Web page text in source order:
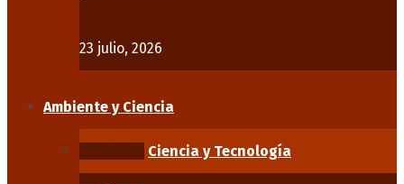
23 julio, 2026
Ambiente y Ciencia
Ciencia y Tecnología